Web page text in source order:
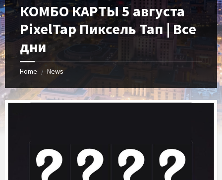
КОМБО КАРТЫ 5 августа
PixelTap Пиксель Тап | Все
дни
Home / News